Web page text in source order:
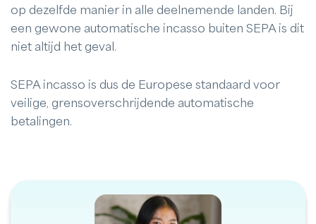
op dezelfde manier in alle deelnemende landen. Bij
een gewone automatische incasso buiten SEPA is dit
niet altijd het geval.
SEPA incasso is dus de Europese standaard voor
veilige, grensoverschrijdende automatische
betalingen.